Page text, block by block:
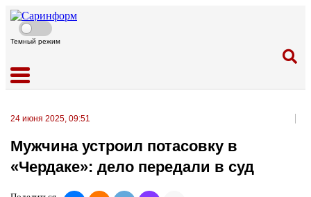
Темный режим
24 июня 2025, 09:51
Мужчина устроил потасовку в
«Чердаке»: дело передали в суд